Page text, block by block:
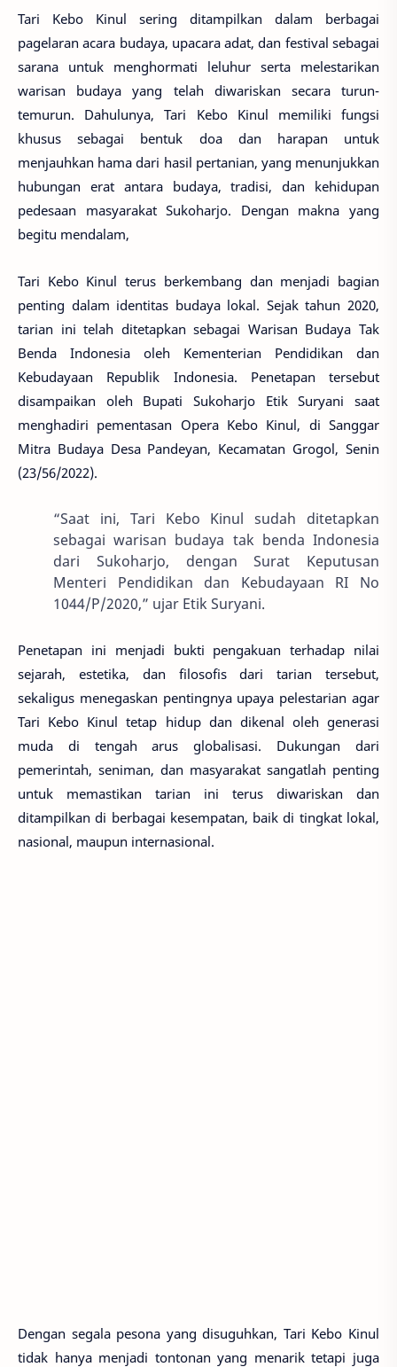
Tari Kebo Kinul sering ditampilkan dalam berbagai
pagelaran acara budaya, upacara adat, dan festival sebagai
sarana untuk menghormati leluhur serta melestarikan
warisan budaya yang telah diwariskan secara turun-
temurun. Dahulunya, Tari Kebo Kinul memiliki fungsi
khusus sebagai bentuk doa dan harapan untuk
menjauhkan hama dari hasil pertanian, yang menunjukkan
hubungan erat antara budaya, tradisi, dan kehidupan
pedesaan masyarakat Sukoharjo. Dengan makna yang
begitu mendalam,
Tari Kebo Kinul terus berkembang dan menjadi bagian
penting dalam identitas budaya lokal. Sejak tahun 2020,
tarian ini telah ditetapkan sebagai Warisan Budaya Tak
Benda Indonesia oleh Kementerian Pendidikan dan
Kebudayaan Republik Indonesia. Penetapan tersebut
disampaikan oleh Bupati Sukoharjo Etik Suryani saat
menghadiri pementasan Opera Kebo Kinul, di Sanggar
Mitra Budaya Desa Pandeyan, Kecamatan Grogol, Senin
(23/56/2022).
“Saat ini, Tari Kebo Kinul sudah ditetapkan
sebagai warisan budaya tak benda Indonesia
dari Sukoharjo, dengan Surat Keputusan
Menteri Pendidikan dan Kebudayaan RI No
1044/P/2020,” ujar Etik Suryani.
Penetapan ini menjadi bukti pengakuan terhadap nilai
sejarah, estetika, dan filosofis dari tarian tersebut,
sekaligus menegaskan pentingnya upaya pelestarian agar
Tari Kebo Kinul tetap hidup dan dikenal oleh generasi
muda di tengah arus globalisasi. Dukungan dari
pemerintah, seniman, dan masyarakat sangatlah penting
untuk memastikan tarian ini terus diwariskan dan
ditampilkan di berbagai kesempatan, baik di tingkat lokal,
nasional, maupun internasional.
Dengan segala pesona yang disuguhkan, Tari Kebo Kinul
tidak hanya menjadi tontonan yang menarik tetapi juga